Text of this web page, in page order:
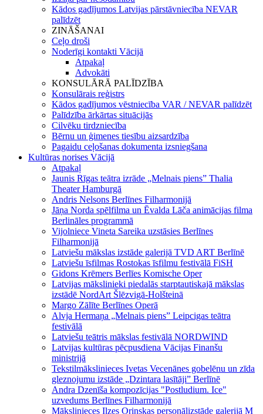
Kādos gadījumos Latvijas pārstāvniecība NEVAR
palīdzēt
ZINĀŠANAI
Ceļo droši
Noderīgi kontakti Vācijā
Atpakaļ
Advokāti
KONSULĀRĀ PALĪDZĪBA
Konsulārais reģistrs
Kādos gadījumos vēstniecība VAR / NEVAR palīdzēt
Palīdzība ārkārtas situācijās
Cilvēku tirdzniecība
Bērnu un ģimenes tiesību aizsardzība
Pagaidu ceļošanas dokumenta izsniegšana
Kultūras norises Vācijā
Atpakaļ
Jaunis Rīgas teātra izrāde „Melnais piens” Thalia
Theater Hamburgā
Andris Nelsons Berlīnes Filharmonijā
Jāņa Norda spēlfilma un Ēvalda Lāča animācijas filma
Berlināles programmā
Vijolniece Vineta Sareika uzstāsies Berlīnes
Filharmonijā
Latviešu mākslas izstāde galerijā TVD ART Berlīnē
Latviešu īsfilmas Rostokas īsfilmu festivālā FiSH
Gidons Krēmers Berlīes Komische Oper
Latvijas mākslinieki piedalās starptautiskajā mākslas
izstādē NordArt Šlēzvigā-Holšteinā
Margo Zālīte Berlīnes Operā
Alvja Hermaņa „Melnais piens” Leipcigas teātra
festivālā
Latviešu teātris mākslas festivālā NORDWIND
Latvijas kultūras pēcpusdiena Vācijas Finanšu
ministrijā
Tekstilmākslinieces Ivetas Vecenānes gobelēnu un zīda
gleznojumu izstāde „Dzintara lasītāji” Berlīnē
Andra Dzenīša kompozīcijas "Postludium. Ice"
uzvedums Berlīnes Filharmonijā
Mākslinieces Ilzes Orinskas personālizstāde galerijā M